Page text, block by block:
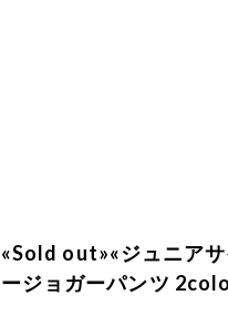
«Sold out»«ジュニア
ージョガーパンツ